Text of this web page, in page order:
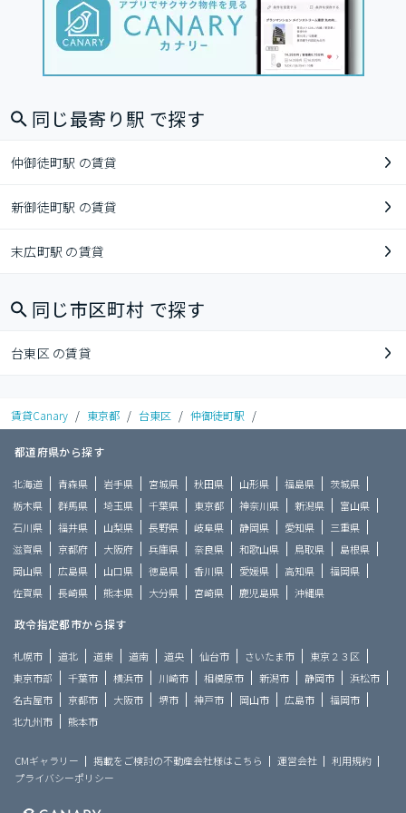
同じ最寄り駅 で探す
仲御徒町駅 の賃貸
新御徒町駅 の賃貸
末広町駅 の賃貸
同じ市区町村 で探す
台東区 の賃貸
賃貸Canary / 東京都 / 台東区 / 仲御徒町駅 /
都道府県から探す
北海道 青森県 岩手県 宮城県 秋田県 山形県 福島県
茨城県
栃木県
群馬県 埼玉県 千葉県 東京都 神奈川県 新潟県
富山県
石川県
福井県 山梨県 長野県 岐阜県 静岡県 愛知県
三重県
滋賀県
京都府 大阪府 兵庫県 奈良県 和歌山県 鳥取県
島根県
岡山県
広島県 山口県 徳島県 香川県 愛媛県 高知県
福岡県
佐賀県
長崎県 熊本県 大分県 宮崎県 鹿児島県 沖縄県
政令指定都市から探す
札幌市 道北 道東 道南 道央 仙台市 さいたま市
東京２３区
東京市部
千葉市 横浜市 川崎市 相模原市 新潟市 静岡市
浜松市
名古屋市
京都市 大阪市 堺市 神戸市 岡山市 広島市
福岡市
北九州市
熊本市
CMギャラリー 掲載をご検討の不動産会社様はこちら 運営会社
利用規約
プライバシーポリシー